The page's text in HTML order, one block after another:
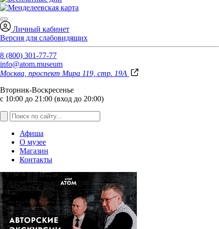
Личный кабинет
Версия для слабовидящих
8 (800) 301-77-77
info@atom.museum
Москва, проспект Мира 119, стр. 19А
Вторник-Воскресенье
с 10:00 до 21:00 (вход до 20:00)
Афиша
О музее
Магазин
Контакты